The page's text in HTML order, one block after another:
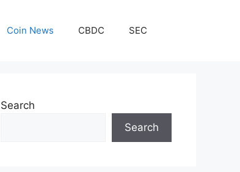
Coin News CBDC SEC
Search
Search